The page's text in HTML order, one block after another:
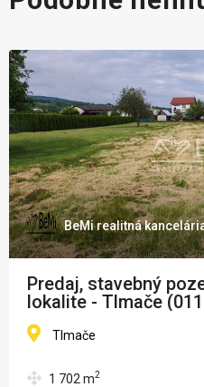
BeMi realitná
Predaj, stavebný
lokalite - Tlmače
Tlmače
1 702 m2